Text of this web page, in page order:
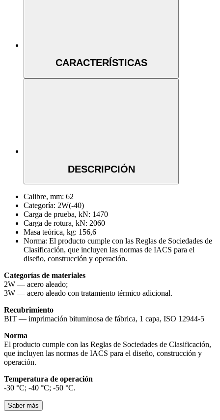
CARACTERÍSTICAS
DESCRIPCIÓN
Calibre, mm: 62
Categoría: 2W(-40)
Carga de prueba, kN: 1470
Carga de rotura, kN: 2060
Masa teórica, kg: 156,6
Norma: El producto cumple con las Reglas de Sociedades de
Clasificación, que incluyen las normas de IACS para el
diseño, construcción y operación.
Categorías de materiales
2W — acero aleado;
3W — acero aleado con tratamiento térmico adicional.
Recubrimiento
BIT — imprimación bituminosa de fábrica, 1 capa, ISO 12944-5
Norma
El producto cumple con las Reglas de Sociedades de Clasificación,
que incluyen las normas de IACS para el diseño, construcción y
operación.
Temperatura de operación
-30 °С; -40 °С; -50 °С.
Saber más